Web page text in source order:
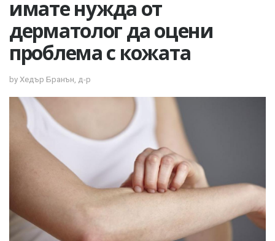
имате нужда от
дерматолог да оцени
проблема с кожата
by Хедър Бранън, д-р